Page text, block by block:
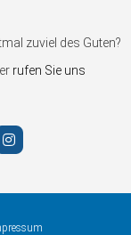
zuviel des Guten?
rufen Sie uns